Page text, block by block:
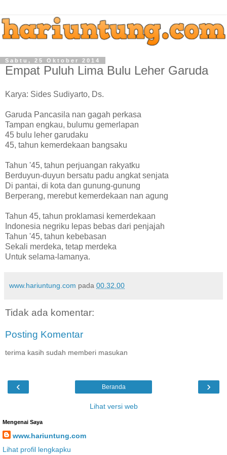
Sabtu, 25 Oktober 2014
Empat Puluh Lima Bulu Leher Garuda
Karya: Sides Sudiyarto, Ds.
Garuda Pancasila nan gagah perkasa
Tampan engkau, bulumu gemerlapan
45 bulu leher garudaku
45, tahun kemerdekaan bangsaku
Tahun '45, tahun perjuangan rakyatku
Berduyun-duyun bersatu padu angkat senjata
Di pantai, di kota dan gunung-gunung
Berperang, merebut kemerdekaan nan agung
Tahun 45, tahun proklamasi kemerdekaan
Indonesia negriku lepas bebas dari penjajah
Tahun '45, tahun kebebasan
Sekali merdeka, tetap merdeka
Untuk selama-lamanya.
www.hariuntung.com pada 00.32.00
Tidak ada komentar:
Posting Komentar
terima kasih sudah memberi masukan
‹ ›
Beranda
Lihat versi web
Mengenai Saya
www.hariuntung.com
Lihat profil lengkapku